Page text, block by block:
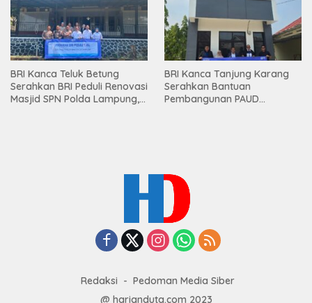
BRI Kanca Teluk Betung
Serahkan BRI Peduli Renovasi
Masjid SPN Polda Lampung,
BRI Kanca Tanjung Karang
Serahkan Bantuan
Pembangunan PAUD
Redaksi
Pedoman Media Siber
@ harianduta.com 2023